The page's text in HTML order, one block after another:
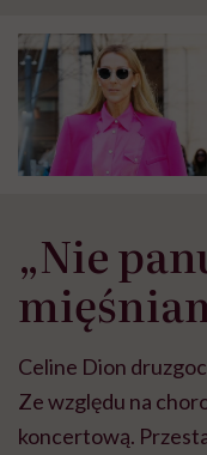
może chyba tylko
głupota i brak
wyobraźni"
„Nie
Celine Dion
Ze względu na
koncertową.